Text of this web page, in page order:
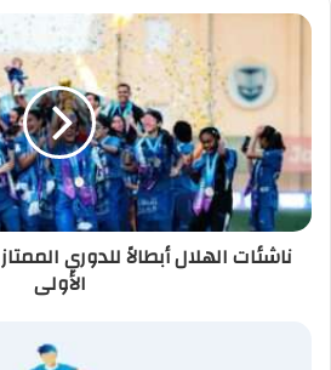
ناشئات الهلال أبطالاً للدوري
الأولى